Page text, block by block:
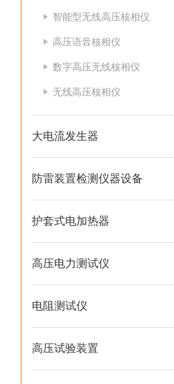
智能型无线高压核相仪
高压语音核相仪
数字高压无线核相仪
无线高压核相仪
大电流发生器
防雷装置检测仪器设备
护套式电加热器
高压电力测试仪
电阻测试仪
高压试验装置